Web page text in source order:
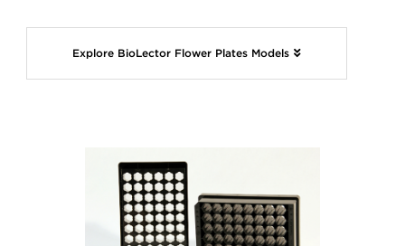
Explore BioLector Flower Plates Models